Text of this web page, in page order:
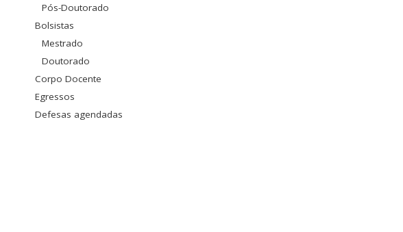
Pós-Doutorado
Bolsistas
Mestrado
Doutorado
Corpo Docente
Egressos
Defesas agendadas